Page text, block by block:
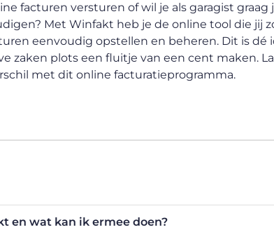
facturen versturen of wil je als garagist graag
Met Winfakt heb je de online tool die jij
eenvoudig opstellen en beheren. Dit is dé
zaken plots een fluitje van een cent maken.
met dit online facturatieprogramma.
en wat kan ik ermee doen?